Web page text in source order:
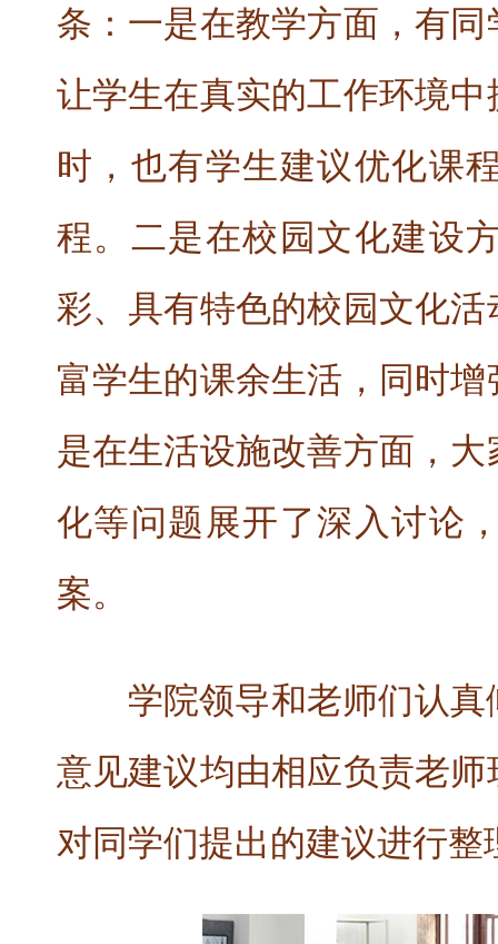
条：一是在教学方面，有
让学生在真实的工作环境
时，也有学生建议优化课
程。二是在校园文化建设
彩、具有特色的校园文化
富学生的课余生活，同时
是在生活设施改善方面，
化等问题展开了深入讨论
案。
学院领导和老师们认
意见建议均由相应负责老
对同学们提出的建议进行